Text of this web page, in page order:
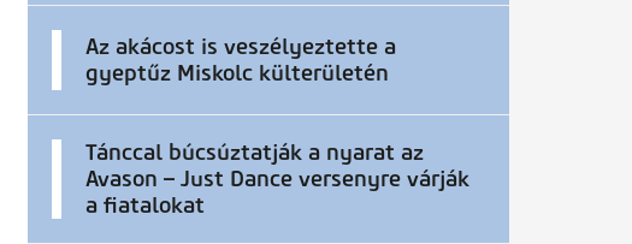
Az akácost is veszélyeztette a
gyeptűz Miskolc külterületén
Tánccal búcsúztatják a nyarat az
Avason – Just Dance versenyre várják
a fiatalokat